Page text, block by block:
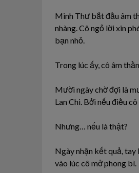
Minh Thư bắt đầu âm
nhàng. Cô ngỏ lời xin
bạn nhỏ.
Trong lúc ấy, cô âm
Mười ngày chờ đợi là
Lan Chi. Bởi nếu điều
Nhưng… nếu là thật?
Ngày nhận kết quả, tay
vào lúc cô mở phong bì.